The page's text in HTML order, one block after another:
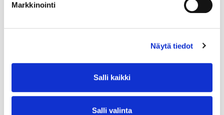
Markkinointi
Näytä tiedot
Salli kaikki
Salli valinta